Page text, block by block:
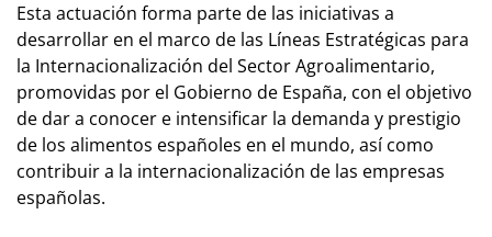
Esta actuación forma parte de las iniciativas a
desarrollar en el marco de las Líneas Estratégicas para
la Internacionalización del Sector Agroalimentario,
promovidas por el Gobierno de España, con el objetivo
de dar a conocer e intensificar la demanda y prestigio
de los alimentos españoles en el mundo, así como
contribuir a la internacionalización de las empresas
españolas.